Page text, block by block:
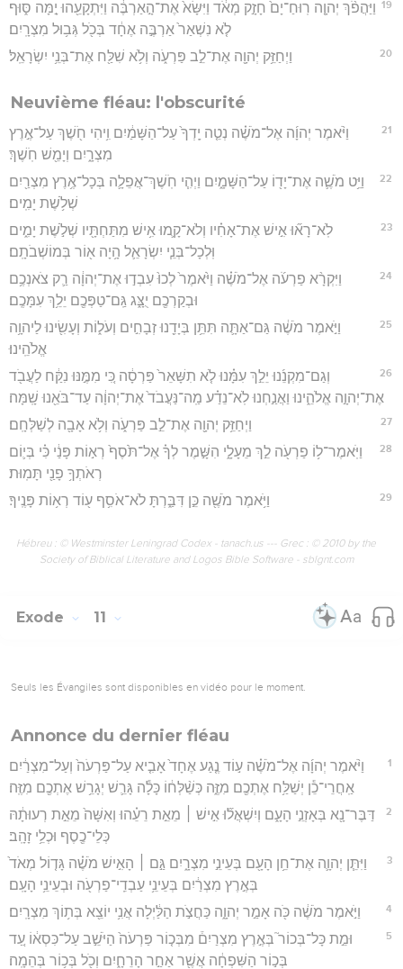
19 וַיַּהֲפֹ֨ךְ יְהוָ֤ה רֽוּחַ־יָם֙ חָזָ֣ק מְאֹ֔ד וַיִּשָּׂא֙ אֶת־הָ֣אַרְבֶּ֔ה וַיִּתְקָעֵ֖הוּ יָ֣מָּה סּ֑וּף
לֹ֤א נִשְׁאַר֙ אַרְבֶּ֣ה אֶחָ֔ד בְּכֹ֖ל גְּב֥וּל מִצְרָֽיִם׃
20 וַיְחַזֵּ֥ק יְהוָ֖ה אֶת־לֵ֣ב פַּרְעֹ֑ה וְלֹ֥א שִׁלַּ֖ח אֶת־בְּנֵ֥י יִשְׂרָאֵֽל׃
Neuvième fléau: l'obscurité
21
וַיֹּ֨אמֶר יְהוָ֜ה אֶל־מֹשֶׁ֗ה נְטֵ֤ה יָֽדְךָ֙ עַל־הַשָּׁמַ֔יִם וִ֥יהִי חֹ֖שֶׁךְ עַל־אֶ֣רֶץ
מִצְרָ֑יִם וְיָמֵ֖שׁ חֹֽשֶׁךְ׃
22
וַיֵּ֥ט מֹשֶׁ֛ה אֶת־יָד֖וֹ עַל־הַשָּׁמָ֑יִם וַיְהִ֧י חֹֽשֶׁךְ־אֲפֵלָ֛ה בְּכָל־אֶ֥רֶץ מִצְרַ֖יִם
שְׁלֹ֥שֶׁת יָמִֽים׃
23
לֹֽא־רָא֞וּ אִ֣ישׁ אֶת־אָחִ֗יו וְלֹא־קָ֛מוּ אִ֥ישׁ מִתַּחְתָּ֖יו שְׁלֹ֣שֶׁת יָמִ֑ים
וּֽלְכָל־בְּנֵ֧י יִשְׂרָאֵ֛ל הָ֥יָה א֖וֹר בְּמוֹשְׁבֹתָֽם׃
24
וַיִּקְרָ֨א פַרְעֹ֜ה אֶל־מֹשֶׁ֗ה וַיֹּ֙אמֶר֙ לְכוּ֙ עִבְד֣וּ אֶת־יְהוָ֔ה רַ֛ק צֹאנְכֶ֥ם
וּבְקַרְכֶ֖ם יֻצָּ֑ג גַּֽם־טַפְּכֶ֖ם יֵלֵ֥ךְ עִמָּכֶֽם׃
25
וַיֹּ֣אמֶר מֹשֶׁ֔ה גַּם־אַתָּ֛ה תִּתֵּ֥ן בְּיָדֵ֖נוּ זְבָחִ֣ים וְעֹל֑וֹת וְעָשִׂ֖ינוּ לַיהוָ֥ה
אֱלֹהֵֽינוּ׃
26
וְגַם־מִקְנֵ֜נוּ יֵלֵ֣ךְ עִמָּ֗נוּ לֹ֤א תִשָּׁאֵר֙ פַּרְסָ֔ה כִּ֚י מִמֶּ֣נּוּ נִקַּ֔ח לַעֲבֹ֖ד
אֶת־יְהוָ֣ה אֱלֹהֵ֑ינוּ וַאֲנַ֣חְנוּ לֹֽא־נֵדַ֗ע מַֽה־נַּעֲבֹד֙ אֶת־יְהוָ֔ה עַד־בֹּאֵ֖נוּ שָֽׁמָּה׃
27 וַיְחַזֵּ֥ק יְהוָ֖ה אֶת־לֵ֣ב פַּרְעֹ֑ה וְלֹ֥א אָבָ֖ה לְשַׁלְּחָֽם׃
28
וַיֹּֽאמֶר־ל֥וֹ פַרְעֹ֖ה לֵ֣ךְ מֵעָלָ֑י הִשָּׁ֣מֶר לְךָ֗ אֶל־תֹּ֙סֶף֙ רְא֣וֹת פָּנַ֔י כִּ֗י בְּי֛וֹם
רְאֹתְךָ֥ פָנַ֖י תָּמֽוּת׃
29 וַיֹּ֥אמֶר מֹשֶׁ֖ה כֵּ֣ן דִּבַּ֑רְתָּ לֹא־אֹסִ֥ף ע֖וֹד רְא֥וֹת פָּנֶֽיךָ׃
Hébreu : © Westminster Leningrad Codex - tanach.us --- Grec : © 2010 by the
Society of Biblical Literature and Logos Bible Software - sblgnt.com
Exode 11
Seuls les Évangiles sont disponibles en vidéo pour le moment.
Annonce du dernier fléau
1
וַיֹּ֨אמֶר יְהוָ֜ה אֶל־מֹשֶׁ֗ה ע֣וֹד נֶ֤גַע אֶחָד֙ אָבִ֤יא עַל־פַּרְעֹה֙ וְעַל־מִצְרַ֔יִם
אַֽחֲרֵי־כֵ֕ן יְשַׁלַּ֥ח אֶתְכֶ֖ם מִזֶּ֑ה כְּשַׁ֨לְּח֔וֹ כָּלָ֕ה גָּרֵ֛שׁ יְגָרֵ֥שׁ אֶתְכֶ֖ם מִזֶּֽה׃
2
דַּבֶּר־נָ֖א בְּאָזְנֵ֣י הָעָ֑ם וְיִשְׁאֲל֞וּ אִ֣ישׁ ׀ מֵאֵ֣ת רֵעֵ֗הוּ וְאִשָּׁה֙ מֵאֵ֣ת רְעוּתָ֔הּ
כְּלֵי־כֶ֖סֶף וּכְלֵ֥י זָהָֽב׃
3
וַיִּתֵּ֧ן יְהוָ֛ה אֶת־חֵ֥ן הָעָ֖ם בְּעֵינֵ֣י מִצְרָ֑יִם גַּ֣ם ׀ הָאִ֣ישׁ מֹשֶׁ֗ה גָּד֤וֹל מְאֹד֙
בְּאֶ֣רֶץ מִצְרַ֔יִם בְּעֵינֵ֥י עַבְדֵֽי־פַרְעֹ֖ה וּבְעֵינֵ֥י הָעָֽם׃
4 וַיֹּ֣אמֶר מֹשֶׁ֔ה כֹּ֖ה אָמַ֣ר יְהוָ֑ה כַּחֲצֹ֣ת הַלַּ֔יְלָה אֲנִ֥י יוֹצֵ֖א בְּת֥וֹךְ מִצְרָֽיִם׃
5
וּמֵ֣ת כָּל־בְּכוֹר֮ בְּאֶ֣רֶץ מִצְרַיִם֒ מִבְּכ֤וֹר פַּרְעֹה֙ הַיֹּשֵׁ֣ב עַל־כִּסְא֔וֹ עַ֚ד
בְּכ֣וֹר הַשִּׁפְחָ֔ה אֲשֶׁ֖ר אַחַ֣ר הָרֵחָ֑יִם וְכֹ֖ל בְּכ֥וֹר בְּהֵמָֽה׃